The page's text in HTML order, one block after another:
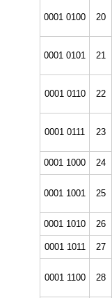
0001 0100 20
0001 0101 21
0001 0110 22
0001 0111 23
0001 1000 24
0001 1001 25
0001 1010 26
0001 1011 27
0001 1100 28